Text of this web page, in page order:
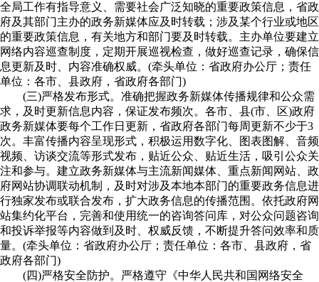
全局工作有指导意义、需要社会广泛知晓的重要政策信息，省政
府及其部门主办的政务新媒体应及时转载；涉及某个行业或地区
的重要政策信息，有关地方和部门要及时转载。主办单位要建立
网络内容巡查制度，定期开展巡视检查，做好巡查记录，确保信
息更新及时、内容准确权威。(牵头单位：省政府办公厅；责任
单位：各市、县政府，省政府各部门)
(三)严格发布形式。准确把握政务新媒体传播规律和公众需
求，及时更新信息内容，保证发布频次。各市、县(市、区)政府
政务新媒体要每个工作日更新，省政府各部门每周更新不少于3
次。丰富传播内容呈现形式，积极运用数字化、图表图解、音频
视频、访谈交流等形式发布，贴近公众、贴近生活，吸引公众关
注和参与。建立政务新媒体与主流新闻媒体、重点新闻网站、政
府网站协调联动机制，及时对涉及本地本部门的重要政务信息进
行独家发布或联合发布，扩大政务信息的传播范围。依托政府网
站集约化平台，完善和使用统一的咨询答问库，对公众问题咨询
和投诉举报等内容做到及时、权威反馈，不断提升答问效率和质
量。(牵头单位：省政府办公厅；责任单位：各市、县政府，省
政府各部门)
(四)严格安全防护。严格遵守《中华人民共和国网络安全